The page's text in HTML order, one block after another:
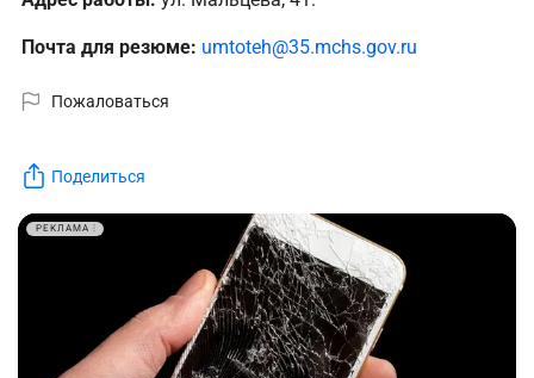
Почта для резюме: umtoteh@35.mchs.gov.ru
Пожаловаться
Поделиться
РЕКЛАМА